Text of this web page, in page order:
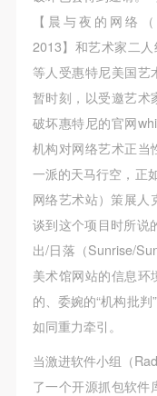
【晨与夜的网络
2013】和艺术家二
等人受惠特尼美国艺
暂时刻，以受邀艺术
破坏惠特尼的官网
机构对网络艺术正当
一派的天马行空，正
网络艺术站）策展人
谈到这个项目时所说
出/日落（Sunrise/
美术馆网站的信息环
的、委婉的“机构批
如同重力牵引。
当激进软件小组（
了一个开源抓包软件
验证码
可使用